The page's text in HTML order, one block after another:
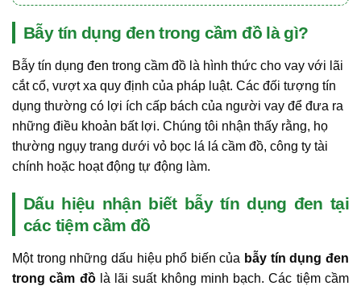
Bẫy tín dụng đen trong cầm đồ là gì?
Bẫy tín dụng đen trong cầm đồ là hình thức cho vay với lãi
cắt cổ, vượt xa quy định của pháp luật. Các đối tượng tín
dụng thường có lợi ích cấp bách của người vay để đưa ra
những điều khoản bất lợi. Chúng tôi nhận thấy rằng, họ
thường ngụy trang dưới vỏ bọc lá lá cầm đồ, công ty tài
chính hoặc hoạt động tự động làm.
Dấu hiệu nhận biết bẫy tín dụng đen tại
các tiệm cầm đồ
Một trong những dấu hiệu phổ biến của bẫy tín dụng đen
trong cầm đồlà lãi suất không minh bạch. Các tiệm cầm